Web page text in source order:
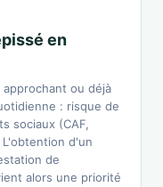
en
ou déjà
: risque de
sociaux (CAF,
L'obtention d'un
de
alors une priorité